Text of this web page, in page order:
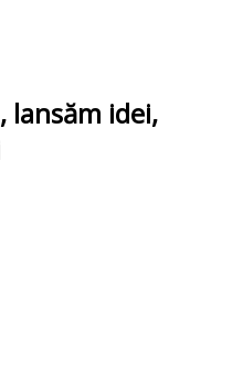
lansăm idei,